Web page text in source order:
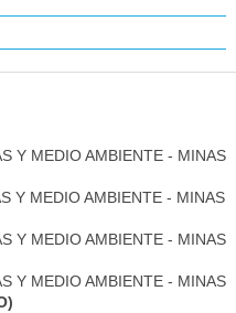
Y MEDIO AMBIENTE - MINAS
Y MEDIO AMBIENTE - MINAS
Y MEDIO AMBIENTE - MINAS
Y MEDIO AMBIENTE - MINAS